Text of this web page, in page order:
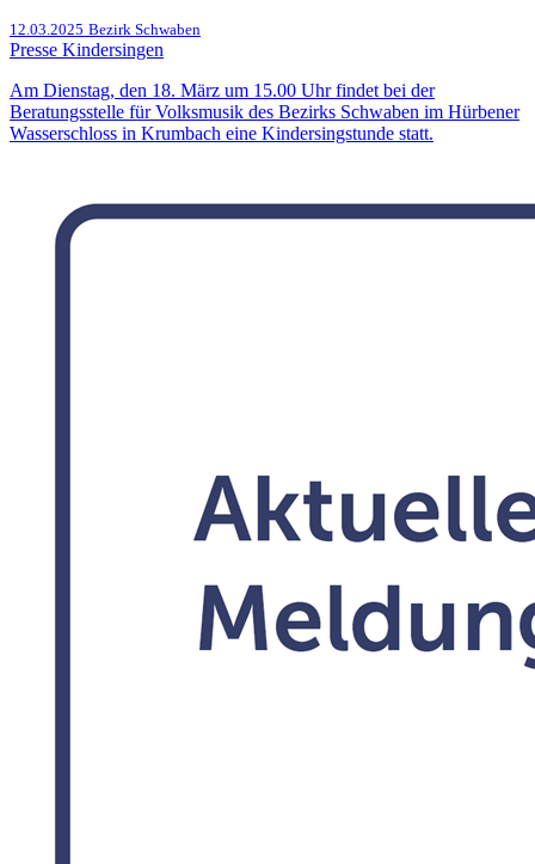
12.03.2025 Bezirk Schwaben
Presse Kindersingen
Am Dienstag, den 18. März um 15.00 Uhr findet bei der
Beratungsstelle für Volksmusik des Bezirks Schwaben im Hürbener
Wasserschloss in Krumbach eine Kindersingstunde statt.